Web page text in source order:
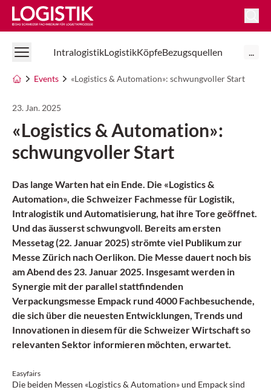
Logistik Online
IntralogistikLogistikKöpfeBezugsquellen ...
Events «Logistics & Automation»: schwungvoller Start
23. Jan. 2025
«Logistics & Automation»:
schwungvoller Start
Das lange Warten hat ein Ende. Die «Logistics &
Automation», die Schweizer Fachmesse für Logistik,
Intralogistik und Automatisierung, hat ihre Tore geöffnet.
Und das äusserst schwungvoll. Bereits am ersten
Messetag (22. Januar 2025) strömte viel Publikum zur
Messe Zürich nach Oerlikon. Die Messe dauert noch bis
am Abend des 23. Januar 2025. Insgesamt werden in
Synergie mit der parallel stattfindenden
Verpackungsmesse Empack rund 4000 Fachbesuchende,
die sich über die neuesten Entwicklungen, Trends und
Innovationen in diesem für die Schweizer Wirtschaft so
relevanten Sektor informieren möchten, erwartet.
Easyfairs
Die beiden Messen «Logistics & Automation» und Empack sind